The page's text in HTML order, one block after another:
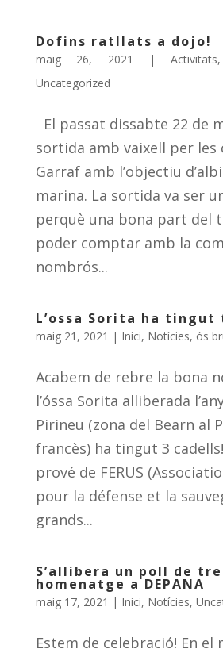
Dofins ratllats a dojo!
maig 26, 2021 |Activitats
Uncategorized
El passat dissabte 22 de
sortida amb vaixell per les
Garraf amb l’objectiu
marina. La sortida va ser
perquè una bona part del
poder comptar amb la
nombrós...
L’ossa Sorita ha tingut
maig 21, 2021 | Inici, Notícies, ós
Acabem de rebre la bona
l’óssa Sorita alliberada
Pirineu (zona del Bearn al
francès) ha tingut 3
prové de FERUS
pour la défense et la
grands...
S’allibera un poll de
homenatge a DEPANA
maig 17, 2021 | Inici, Notícies,
Estem de celebració! En el